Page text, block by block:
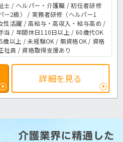
士 / ヘルパー・介護職 / 初任者研修
ー2級） / 実務者研修（ヘルパー1
性活躍 / 高給与・高収入・給与高め /
当 / 年間休日110日以上 / 60歳代OK
歳以上 / 未経験OK / 無資格OK / 資格
社員 / 資格取得支援あり
詳細を見る